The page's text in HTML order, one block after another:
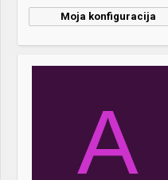
Mice &
keyboard:
CM Storm
Genius
Moja konfiguracija
A